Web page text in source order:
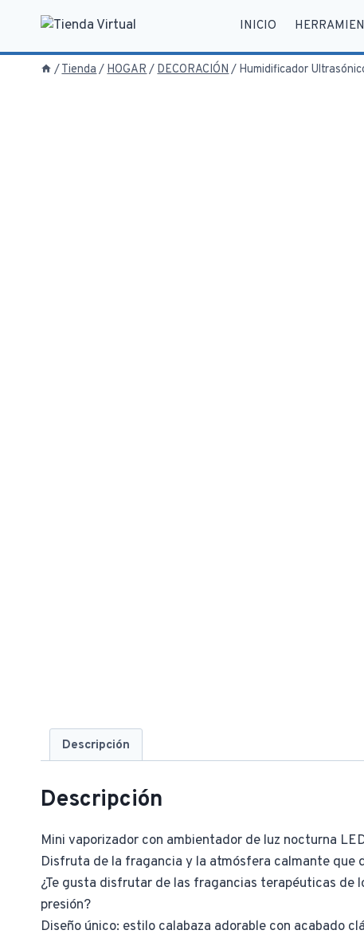
contenido
INICIO
/Tienda/HOGAR/DECORACIÓN/ Humidificador
Descripción
Descripción
Mini vaporizador con ambientador de luz nocturna
Disfruta de la fragancia y la atmósfera calmante que
¿Te gusta disfrutar de las fragancias terapéuticas
presión?
Diseño único: estilo calabaza adorable con acabado